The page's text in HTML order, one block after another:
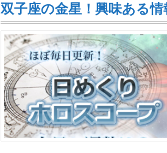
双子座の金星！興味ある情